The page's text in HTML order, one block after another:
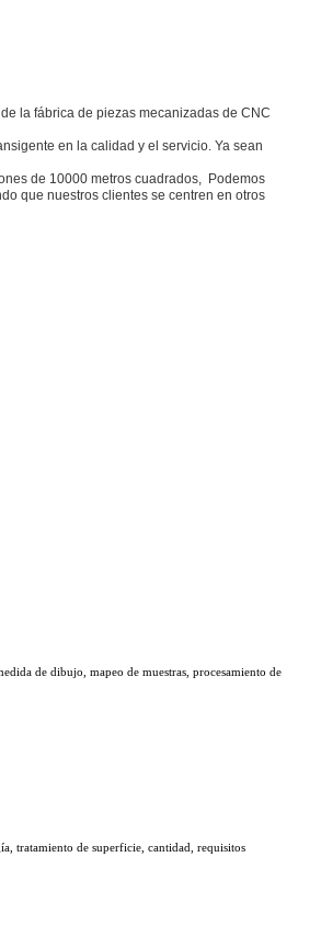
la fábrica de piezas mecanizadas de CNC
en la calidad y el servicio. Ya sean
de 10000 metros cuadrados, Podemos
que nuestros clientes se centren en otros
de dibujo, mapeo de muestras, procesamiento de
tratamiento de superficie, cantidad, requisitos